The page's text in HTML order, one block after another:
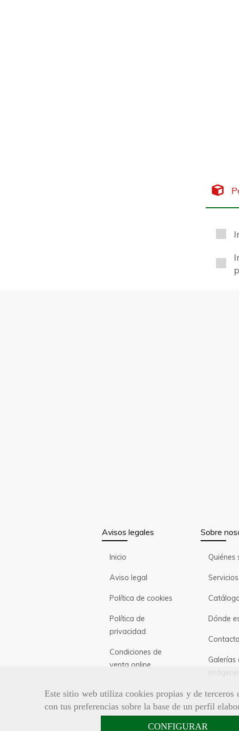
Este sitio web utiliza cookies propias y de
con tus preferencias sobre la base de un perfil
CONFIGURAR
Avisos legales
Inicio
Aviso legal
Política de cookies
Política de
privacidad
Condiciones de
venta online
Sobre
Quiénes
Servicios
Dónde
Galerías